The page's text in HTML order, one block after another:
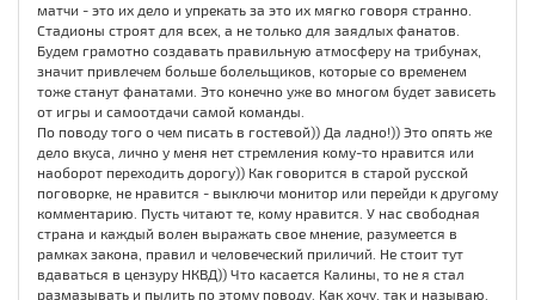
матчи - это их дело и упрекать за это их мягко говоря странно.
Стадионы строят для всех, а не только для заядлых фанатов.
Будем грамотно создавать правильную атмосферу на трибунах,
значит привлечем больше болельщиков, которые со временем
тоже станут фанатами. Это конечно уже во многом будет зависеть
от игры и самоотдачи самой команды.
По поводу того о чем писать в гостевой)) Да ладно!)) Это опять же
дело вкуса, лично у меня нет стремления кому-то нравится или
наоборот переходить дорогу)) Как говорится в старой русской
поговорке, не нравится - выключи монитор или перейди к другому
комментарию. Пусть читают те, кому нравится. У нас свободная
страна и каждый волен выражать свое мнение, разумеется в
рамках закона, правил и человеческий приличий. Не стоит тут
вдаваться в цензуру НКВД)) Что касается Калины, то не я стал
размазывать и пылить по этому поводу. Как хочу, так и называю,